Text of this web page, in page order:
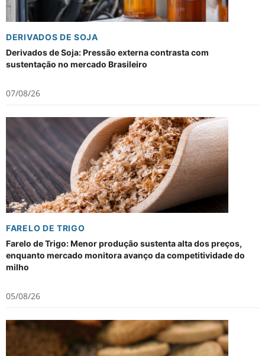
DERIVADOS DE SOJA
Derivados de Soja: Pressão externa contrasta com
sustentação no mercado Brasileiro
07/08/26
FARELO DE TRIGO
Farelo de Trigo: Menor produção sustenta alta dos preços,
enquanto mercado monitora avanço da competitividade do
milho
05/08/26